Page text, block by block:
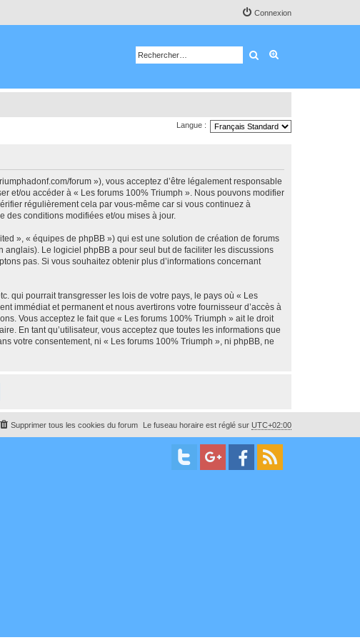
Connexion
Rechercher
Langue :
forum »), vous acceptez d’être légalement responsable
et/ou accéder à « Les forums 100% Triumph ». Nous pouvons modifier
régulièrement cela par vous-même car si vous continuez à
des conditions modifiées et/ou mises à jour.
», « équipes de phpBB ») qui est une solution de création de forums
anglais). Le logiciel phpBB a pour seul but de faciliter les discussions
pas. Si vous souhaitez obtenir plus d’informations concernant
qui pourrait transgresser les lois de votre pays, le pays où « Les
immédiat et permanent et nous avertirons votre fournisseur d’accès à
Vous acceptez le fait que « Les forums 100% Triumph » ait le droit
En tant qu’utilisateur, vous acceptez que toutes les informations que
votre consentement, ni « Les forums 100% Triumph », ni phpBB, ne
Le fuseau horaire est réglé sur UTC+02:00
Supprimer tous les cookies du forum